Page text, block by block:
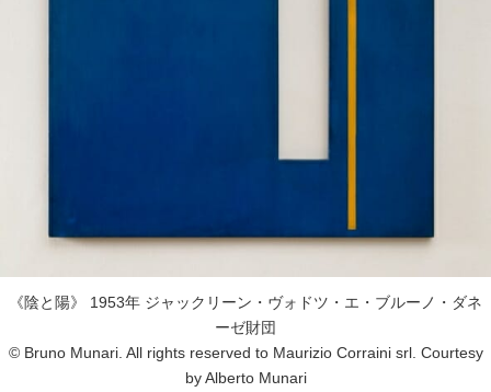
《陰と陽》 1953年 ジャックリーン・ヴォドツ・エ・ブルーノ・ダネ
ーゼ財団
© Bruno Munari. All rights reserved to Maurizio Corraini srl. Courtesy
by Alberto Munari